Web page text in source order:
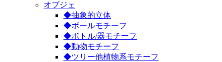
オブジェ
◆抽象的立体
◆ボールモチーフ
◆ボトル/器モチーフ
◆動物モチーフ
◆ツリー他植物系モチーフ